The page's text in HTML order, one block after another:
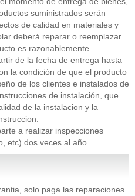
suministrados serán
de calidad en materiales y
deberá reparar o reemplazar
es razonablemente
de la fecha de entrega hasta
la condición de que el producto
de los clientes e instalados de
de instalación, que
de la instalacion y la
a realizar inspecciones
etc) dos veces al año.
solo paga las reparaciones